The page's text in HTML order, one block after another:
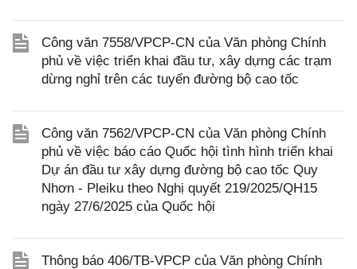
Công văn 7558/VPCP-CN của Văn phòng Chính
phủ về việc triển khai đầu tư, xây dựng các trạm
dừng nghỉ trên các tuyến đường bộ cao tốc
Công văn 7562/VPCP-CN của Văn phòng Chính
phủ về việc báo cáo Quốc hội tình hình triển khai
Dự án đầu tư xây dựng đường bộ cao tốc Quy
Nhơn - Pleiku theo Nghị quyết 219/2025/QH15
ngày 27/6/2025 của Quốc hội
Thông báo 406/TB-VPCP của Văn phòng Chính